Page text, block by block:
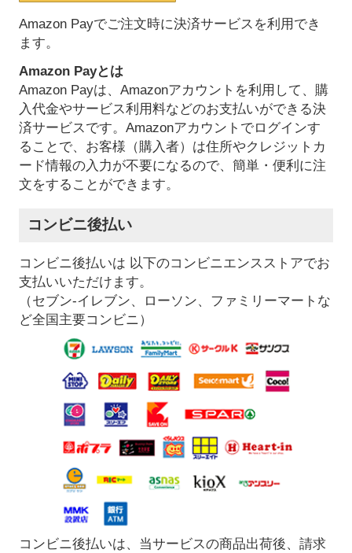
Amazon Payでご注文時に決済サービスを利用でき
ます。
Amazon Payとは
Amazon Payは、Amazonアカウントを利用して、購
入代金やサービス利用料などのお支払いができる決
済サービスです。Amazonアカウントでログインす
ることで、お客様（購入者）は住所やクレジットカ
ード情報の入力が不要になるので、簡単・便利に注
文をすることができます。
コンビニ後払い
コンビニ後払いは 以下のコンビニエンスストアでお
支払いいただけます。
（セブン-イレブン、ローソン、ファミリーマートな
ど全国主要コンビニ）
コンビニ後払いは、当サービスの商品出荷後、請求